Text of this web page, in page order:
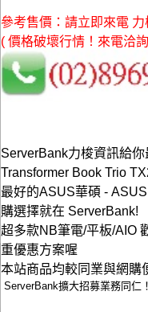
參考售價：請立即來電 力
( 價格破壞行情！來電洽
ServerBank力梭資訊給
Transformer Book Trio
最好的ASUS華碩 -
購選擇就在 ServerBank!
超多款NB筆電/平板/AIO
重優惠方案喔
本站商品均較同業與網購
ServerBank擴大招募業務同仁！